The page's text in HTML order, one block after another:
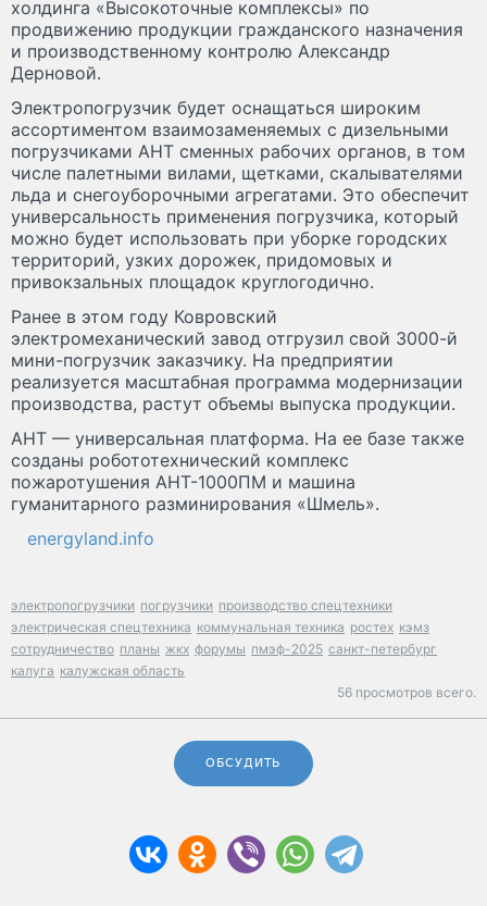
холдинга «Высокоточные комплексы» по
продвижению продукции гражданского назначения
и производственному контролю Александр
Дерновой.
Электропогрузчик будет оснащаться широким
ассортиментом взаимозаменяемых с дизельными
погрузчиками АНТ сменных рабочих органов, в том
числе палетными вилами, щетками, скалывателями
льда и снегоуборочными агрегатами. Это обеспечит
универсальность применения погрузчика, который
можно будет использовать при уборке городских
территорий, узких дорожек, придомовых и
привокзальных площадок круглогодично.
Ранее в этом году Ковровский
электромеханический завод отгрузил свой 3000-й
мини-погрузчик заказчику. На предприятии
реализуется масштабная программа модернизации
производства, растут объемы выпуска продукции.
АНТ — универсальная платформа. На ее базе также
созданы робототехнический комплекс
пожаротушения АНТ-1000ПМ и машина
гуманитарного разминирования «Шмель».
energyland.info
электропогрузчики погрузчики производство спецтехники
электрическая спецтехника коммунальная техника ростех кэмз
сотрудничество планы жкх форумы пмэф-2025 санкт-петербург
калуга калужская область
56 просмотров всего.
ОБСУДИТЬ